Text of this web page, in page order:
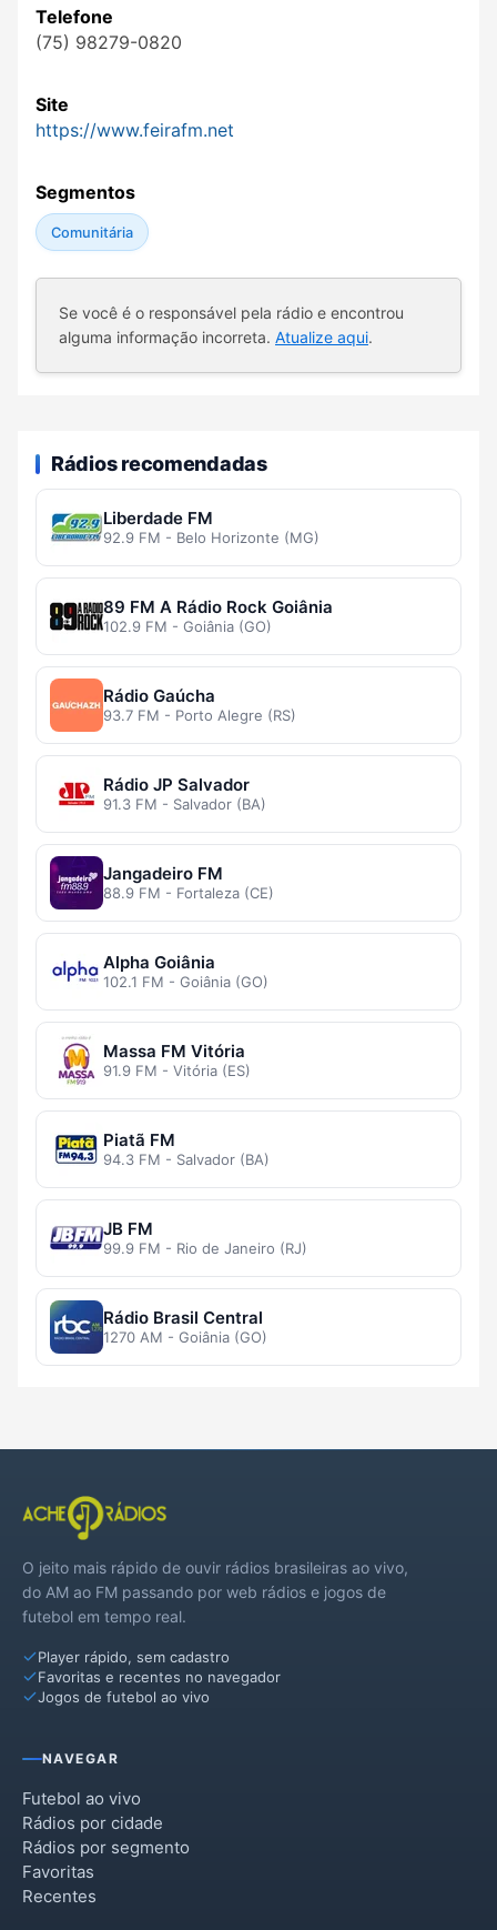
Telefone
(75) 98279-0820
Site
https://www.feirafm.net
Segmentos
Comunitária
Se você é o responsável pela rádio e encontrou
alguma informação incorreta. Atualize aqui.
Rádios recomendadas
Liberdade FM
92.9 FM - Belo Horizonte (MG)
89 FM A Rádio Rock Goiânia
102.9 FM - Goiânia (GO)
Rádio Gaúcha
93.7 FM - Porto Alegre (RS)
Rádio JP Salvador
91.3 FM - Salvador (BA)
Jangadeiro FM
88.9 FM - Fortaleza (CE)
Alpha Goiânia
102.1 FM - Goiânia (GO)
Massa FM Vitória
91.9 FM - Vitória (ES)
Piatã FM
94.3 FM - Salvador (BA)
JB FM
99.9 FM - Rio de Janeiro (RJ)
Rádio Brasil Central
1270 AM - Goiânia (GO)
O jeito mais rápido de ouvir rádios brasileiras ao vivo,
do AM ao FM passando por web rádios e jogos de
futebol em tempo real.
Player rápido, sem cadastro
Favoritas e recentes no navegador
Jogos de futebol ao vivo
NAVEGAR
Futebol ao vivo
Rádios por cidade
Rádios por segmento
Favoritas
Recentes